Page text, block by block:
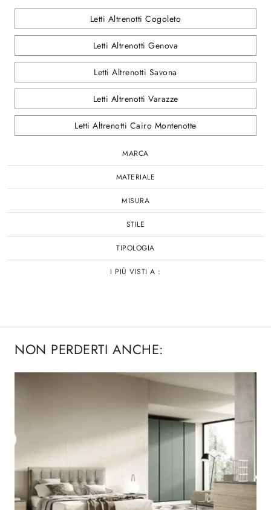
Letti Altrenotti Cogoleto
Letti Altrenotti Genova
Letti Altrenotti Savona
Letti Altrenotti Varazze
Letti Altrenotti Cairo Montenotte
MARCA
MATERIALE
MISURA
STILE
TIPOLOGIA
I PIÙ VISTI A :
NON PERDERTI ANCHE: